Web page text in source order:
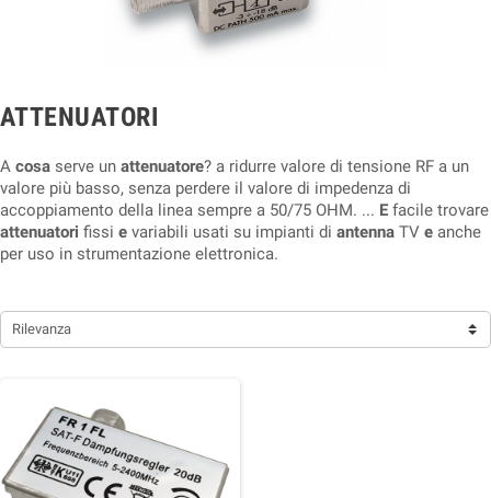
ATTENUATORI
A cosa serve un attenuatore? a ridurre valore di tensione RF a un
valore più basso, senza perdere il valore di impedenza di
accoppiamento della linea sempre a 50/75 OHM. ... E facile trovare
attenuatori fissi e variabili usati su impianti di antenna TV e anche
per uso in strumentazione elettronica.
Rilevanza